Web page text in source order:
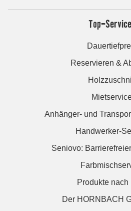
Top-
Reservieren &
Anhänger- und
Handwerker-
Seniovo:
Produkte nach
Der HORNBACH